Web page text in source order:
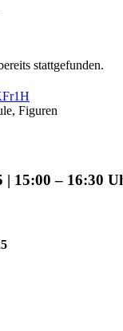
stattgefunden.
| 15:00 – 16:30